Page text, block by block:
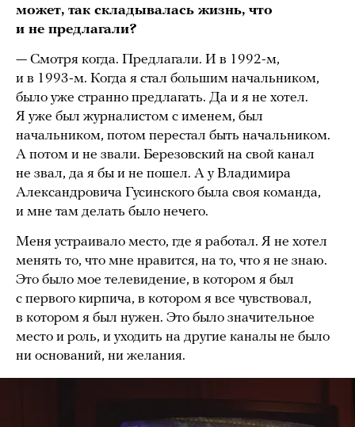
может, так складывалась жизнь, что
и не предлагали?
— Смотря когда. Предлагали. И в 1992-м,
и в 1993-м. Когда я стал большим начальником,
было уже странно предлагать. Да и я не хотел.
Я уже был журналистом с именем, был
начальником, потом перестал быть начальником.
А потом и не звали. Березовский на свой канал
не звал, да я бы и не пошел. А у Владимира
Александровича Гусинского была своя команда,
и мне там делать было нечего.
Меня устраивало место, где я работал. Я не хотел
менять то, что мне нравится, на то, что я не знаю.
Это было мое телевидение, в котором я был
с первого кирпича, в котором я все чувствовал,
в котором я был нужен. Это было значительное
место и роль, и уходить на другие каналы не было
ни оснований, ни желания.